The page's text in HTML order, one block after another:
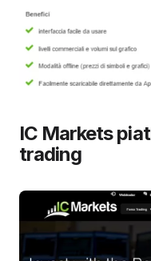
IC Markets
trading